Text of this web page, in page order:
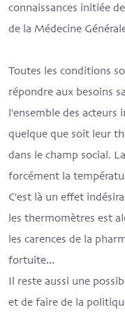
connaissances initiée
de la Médecine
Toutes les conditions
répondre aux besoins
l'ensemble des acteurs
quelque que soit leur
dans le champ social.
forcément la
C'est là un effet
les thermomètres est
les carences de la
fortuite...
Il reste aussi une
et de faire de la